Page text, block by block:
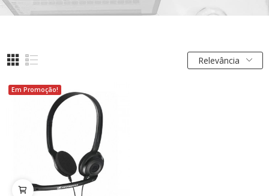
Relevância
Em Promoção!